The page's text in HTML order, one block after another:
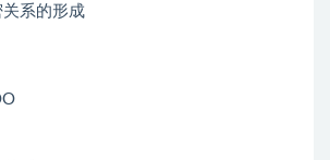
关系的形成